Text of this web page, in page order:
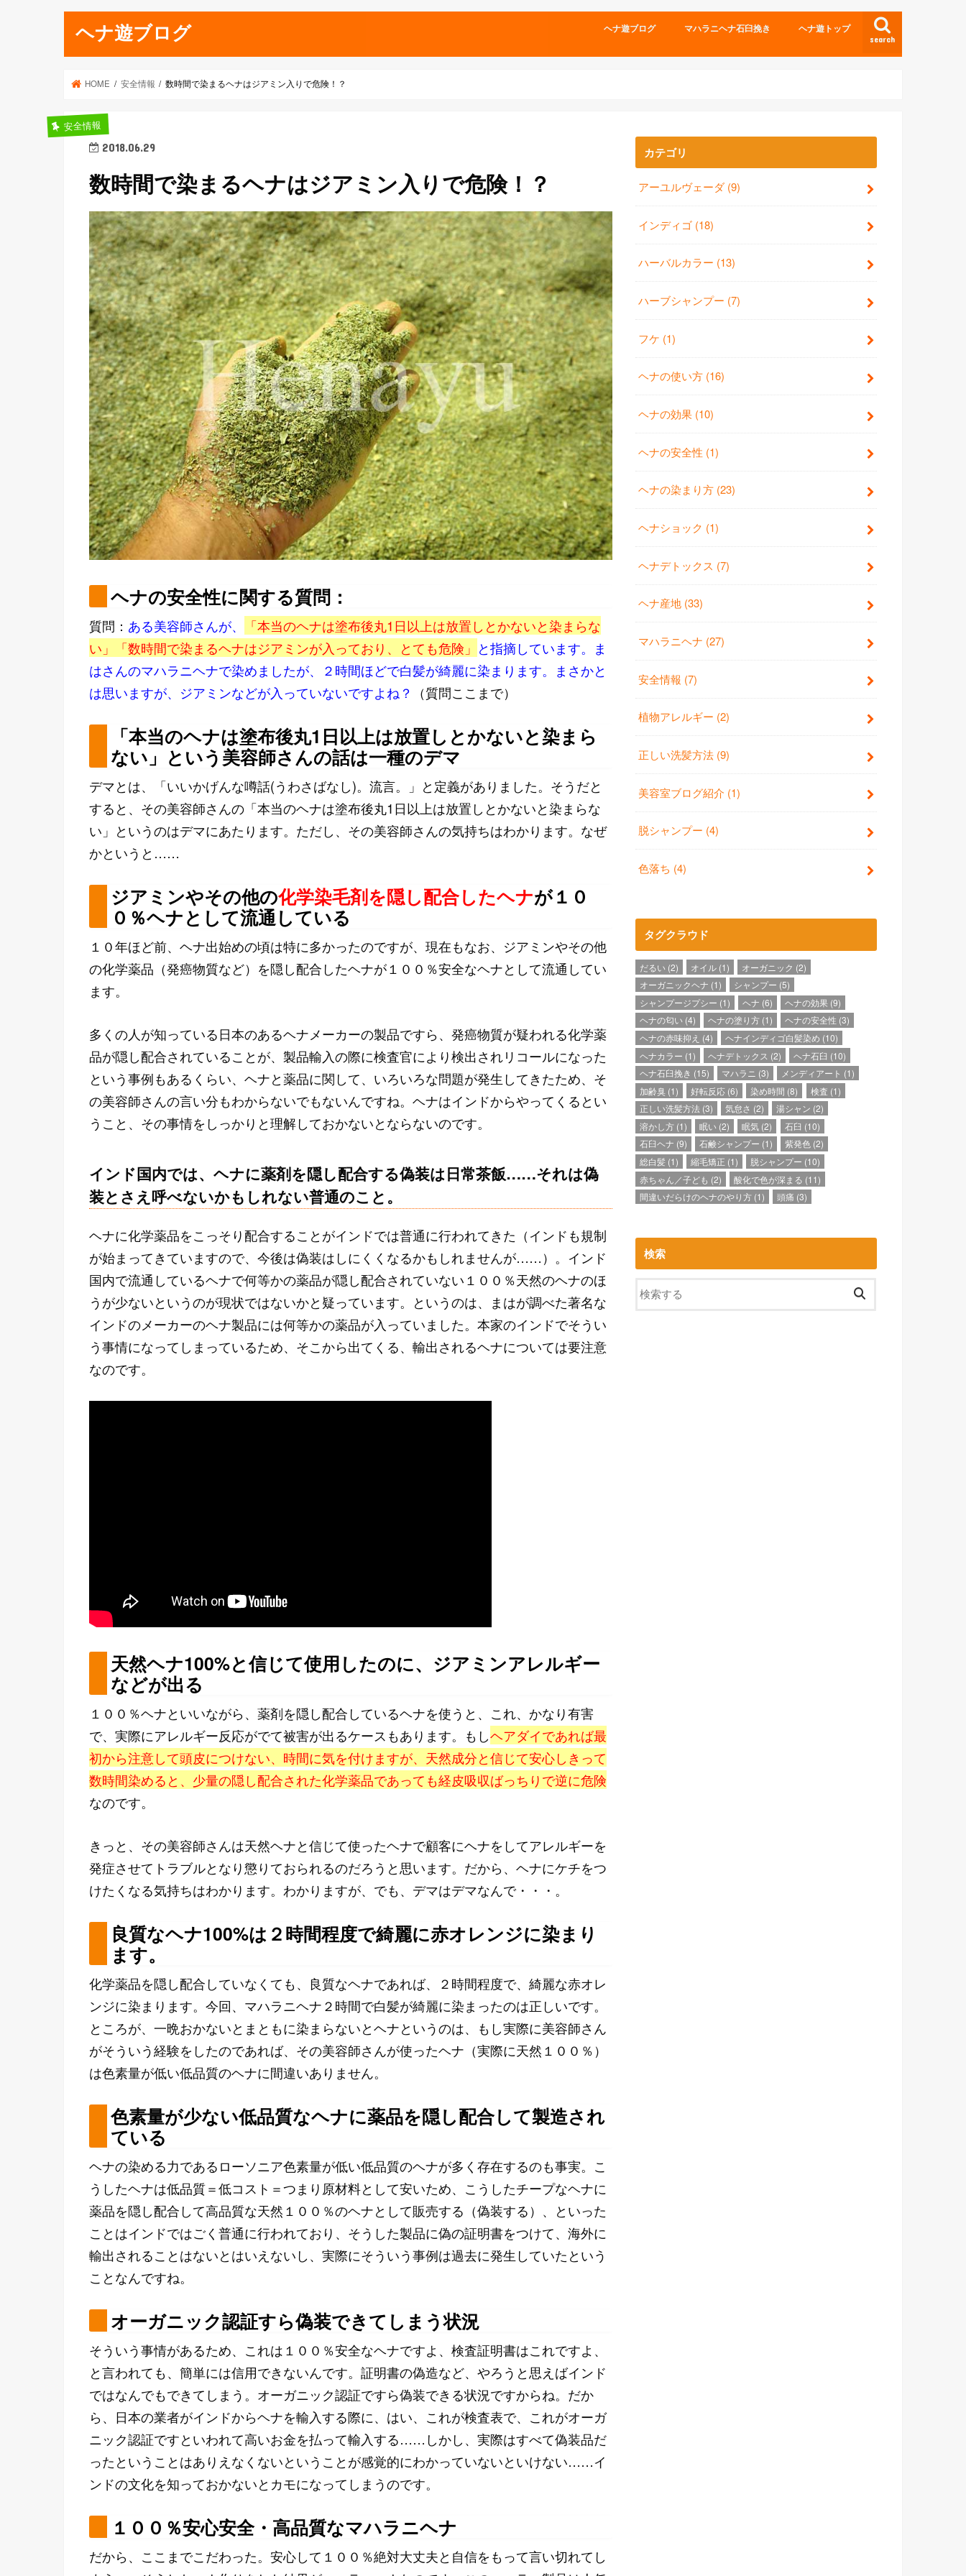
ヘナ遊ブログ search
ヘナ遊ブログ マハラニヘナ石臼挽き ヘナ遊トップ
HOME 安全情報 数時間で染まるヘナはジアミン入りで危険！？
安全情報
2018.06.29
数時間で染まるヘナはジアミン入りで危険！？
ヘナの安全性に関する質問：
質問： ある美容師さんが、
「本当のヘナは塗布後丸1日以上は放置しとかないと染まらな
い」「数時間で染まるヘナはジアミンが入っており、とても危険」 と指摘しています。ま
はさんのマハラニヘナで染めましたが、２時間ほどで白髪が綺麗に染まります。まさかと
は思いますが、ジアミンなどが入っていないですよね？
（質問ここまで）
「本当のヘナは塗布後丸1日以上は放置しとかないと染まら
ない」という美容師さんの話は一種のデマ
デマとは、「いいかげんな噂話(うわさばなし)。流言。」と定義がありました。そうだと
すると、その美容師さんの「本当のヘナは塗布後丸1日以上は放置しとかないと染まらな
い」というのはデマにあたります。ただし、その美容師さんの気持ちはわかります。なぜ
かというと……
ジアミンやその他の化学染毛剤を隠し配合したヘナが１０
０％ヘナとして流通している
１０年ほど前、ヘナ出始めの頃は特に多かったのですが、現在もなお、ジアミンやその他
の化学薬品（発癌物質など）を隠し配合したヘナが１００％安全なヘナとして流通してい
ます。
多くの人が知っている日本のあるヘナメーカーの製品ですら、発癌物質が疑われる化学薬
品が隠し配合されていることが、製品輸入の際に検査官により検出されリコールになった
という事例もあるくらい、ヘナと薬品に関して、いろいろな問題が発生してきたため、そ
の美容師さんの言い分もわからないでもないんですね。ヘナはインドからやってくるとい
うこと、その事情をしっかりと理解しておかないとならないのです。
インド国内では、ヘナに薬剤を隠し配合する偽装は日常茶飯……それは偽
装とさえ呼べないかもしれない普通のこと。
ヘナに化学薬品をこっそり配合することがインドでは普通に行われてきた（インドも規制
が始まってきていますので、今後は偽装はしにくくなるかもしれませんが……）。インド
国内で流通しているヘナで何等かの薬品が隠し配合されていない１００％天然のヘナのほ
うが少ないというのが現状ではないかと疑っています。というのは、まはが調べた著名な
インドのメーカーのヘナ製品には何等かの薬品が入っていました。本家のインドでそうい
う事情になってしまっているため、そこから出てくる、輸出されるヘナについては要注意
なのです。
天然ヘナ100%と信じて使用したのに、ジアミンアレルギー
などが出る
１００％ヘナといいながら、薬剤を隠し配合しているヘナを使うと、これ、かなり有害
で、実際にアレルギー反応がでて被害が出るケースもあります。もしヘアダイであれば最
初から注意して頭皮につけない、時間に気を付けますが、天然成分と信じて安心しきって
数時間染めると、少量の隠し配合された化学薬品であっても経皮吸収ばっちりで逆に危険
なのです。
きっと、その美容師さんは天然ヘナと信じて使ったヘナで顧客にヘナをしてアレルギーを
発症させてトラブルとなり懲りておられるのだろうと思います。だから、ヘナにケチをつ
けたくなる気持ちはわかります。わかりますが、でも、デマはデマなんで・・・。
良質なヘナ100%は２時間程度で綺麗に赤オレンジに染まり
ます。
化学薬品を隠し配合していなくても、良質なヘナであれば、２時間程度で、綺麗な赤オレ
ンジに染まります。今回、マハラニヘナ２時間で白髪が綺麗に染まったのは正しいです。
ところが、一晩おかないとまともに染まらないとヘナというのは、もし実際に美容師さん
がそういう経験をしたのであれば、その美容師さんが使ったヘナ（実際に天然１００％）
は色素量が低い低品質のヘナに間違いありません。
色素量が少ない低品質なヘナに薬品を隠し配合して製造され
ている
ヘナの染める力であるローソニア色素量が低い低品質のヘナが多く存在するのも事実。こ
うしたヘナは低品質＝低コスト＝つまり原材料として安いため、こうしたチープなヘナに
薬品を隠し配合して高品質な天然１００％のヘナとして販売する（偽装する）、といった
ことはインドではごく普通に行われており、そうした製品に偽の証明書をつけて、海外に
輸出されることはないとはいえないし、実際にそういう事例は過去に発生していたという
ことなんですね。
オーガニック認証すら偽装できてしまう状況
そういう事情があるため、これは１００％安全なヘナですよ、検査証明書はこれですよ、
と言われても、簡単には信用できないんです。証明書の偽造など、やろうと思えばインド
ではなんでもできてしまう。オーガニック認証ですら偽装できる状況ですからね。だか
ら、日本の業者がインドからヘナを輸入する際に、はい、これが検査表で、これがオーガ
ニック認証ですといわれて高いお金を払って輸入する……しかし、実際はすべて偽装品だ
ったということはありえなくないということが感覚的にわかっていないといけない……イ
ンドの文化を知っておかないとカモになってしまうのです。
１００％安心安全・高品質なマハラニヘナ
だから、ここまでこだわった。安心して１００％絶対大丈夫と自信をもって言い切れてし
カテゴリ
アーユルヴェーダ(9)
インディゴ (18)
ハーバルカラー (13)
ハーブシャンプー (7)
フケ (1)
ヘナの使い方 (16)
ヘナの効果 (10)
ヘナの安全性 (1)
ヘナの染まり方 (23)
ヘナショック (1)
ヘナデトックス (7)
ヘナ産地 (33)
マハラニヘナ (27)
安全情報 (7)
植物アレルギー (2)
正しい洗髪方法 (9)
美容室ブログ紹介 (1)
脱シャンプー (4)
色落ち (4)
タグクラウド
だるい (2) オイル (1) オーガニック (2)
オーガニックヘナ (1) シャンプー (5)
シャンプージプシー (1) ヘナ (6) ヘナの効果 (9)
ヘナの匂い (4) ヘナの塗り方 (1) ヘナの安全性 (3)
ヘナの赤味抑え (4) ヘナインディゴ白髪染め (10)
ヘナカラー (1) ヘナデトックス (2) ヘナ石臼 (10)
ヘナ石臼挽き (15) マハラニ (3) メンディアート (1)
加齢臭 (1) 好転反応 (6) 染め時間 (8) 検査 (1)
正しい洗髪方法 (3) 気怠さ (2) 湯シャン (2)
溶かし方 (1) 眠い (2) 眠気 (2) 石臼 (10)
石臼ヘナ (9) 石鹸シャンプー (1) 紫発色 (2)
総白髪 (1) 縮毛矯正 (1) 脱シャンプー (10)
赤ちゃん／子ども (2) 酸化で色が深まる (11)
間違いだらけのヘナのやり方 (1) 頭痛 (3)
検索